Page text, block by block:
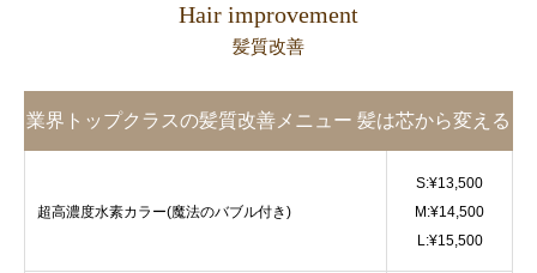
Hair improvement
髪質改善
業界トップクラスの髪質改善メニュー 髪は芯から変える
超高濃度水素カラー(魔法のバブル付き)
S:¥13,500
M:¥14,500
L:¥15,500